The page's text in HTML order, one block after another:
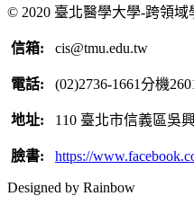
© 2020 臺北醫學大學-跨領域
信箱: cis@tmu.edu.tw
電話: (02)2736-1661分機
地址: 110 臺北市信義區吳
臉書: https://
Designed by Rainbow